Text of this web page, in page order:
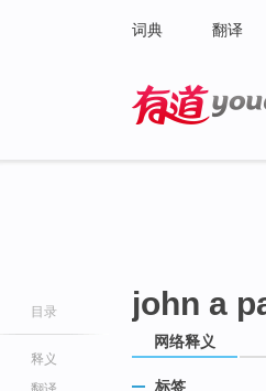
词典 翻译
目录
释义
john a
网络释义
标签